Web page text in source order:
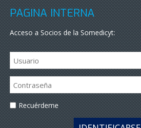
PÁGINA INTERNA
Acceso a Socios de la Somedicyt:
Recuérdeme